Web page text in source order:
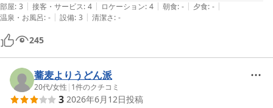
部屋: 3 | 接客・サービス: 4 | ロケーション: 4 | 朝食: - | 夕食: - |
温泉・お風呂: - | 設備: 3 | 清潔さ: -
245
蕎麦よりうどん派
20代/女性 | 1件のクチコミ
3 2026年6月12日投稿